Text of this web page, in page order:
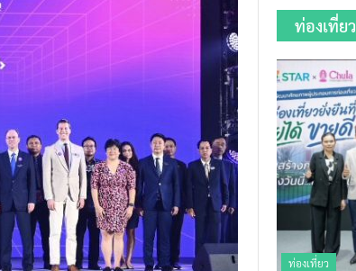
ท่องเที่ยว
ท่องเที่ยว